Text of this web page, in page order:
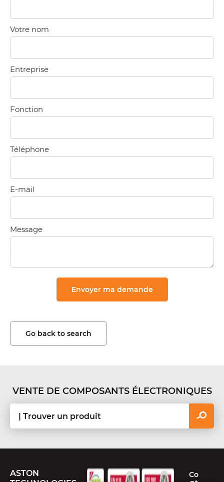
Votre nom
Entreprise
Fonction
Téléphone
E-mail
Message
Go back to search
VENTE DE COMPOSANTS ÉLECTRONIQUES
ASTON
Co